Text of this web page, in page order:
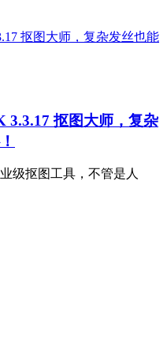
3.3.17 抠图大师，复杂
级抠图工具，不管是人